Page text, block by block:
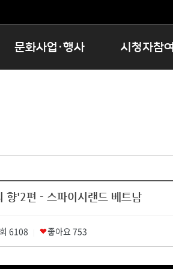
문화사업·행사
충청북도 음식문화페스타
청원생명쌀 대청호마라톤
로컬 콘텐츠 Hub
문화행사 아카이빙
시청자참여
향'2편 - 스파이시랜드 베트남
6108 좋아요753